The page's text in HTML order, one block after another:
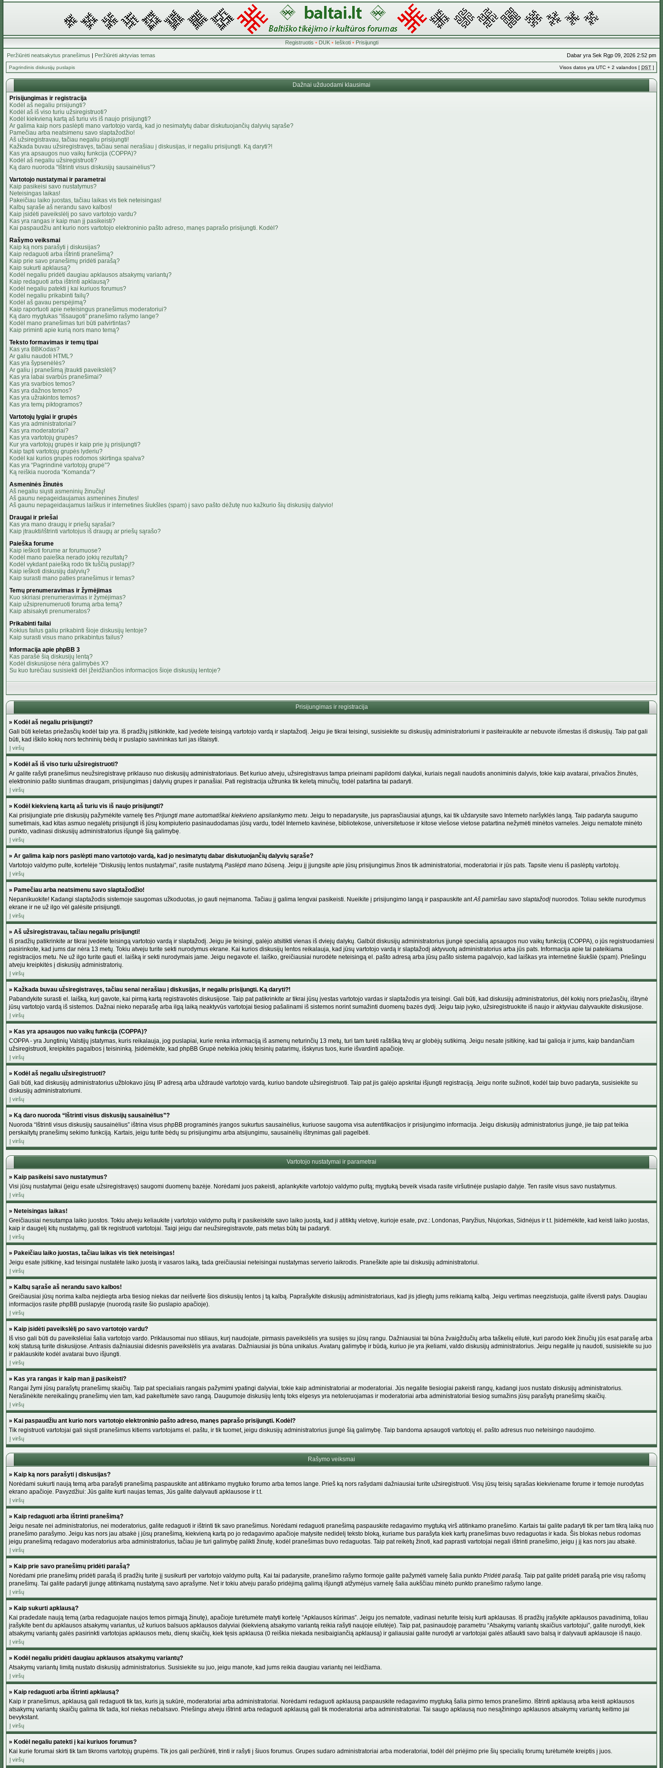
Registruotis • DUK• Ieškoti• Prisijungti
Peržiūrėti neatsakytus pranešimus | Peržiūrėti aktyvias temas Dabar yra Sek Rgp 09, 2026 2:52 pm
Pagrindinis diskusijų puslapis Visos datos yra UTC + 2 valandos [ DST ]
Dažnai užduodami klausimai
Prisijungimas ir registracija
Kodėl aš negaliu prisijungti?
Kodėl aš iš viso turiu užsiregistruoti?
Kodėl kiekvieną kartą aš turiu vis iš naujo prisijungti?
Ar galima kaip nors paslėpti mano vartotojo vardą, kad jo nesimatytų dabar diskutuojančių dalyvių sąraše?
Pamečiau arba neatsimenu savo slaptažodžio!
Aš užsiregistravau, tačiau negaliu prisijungti!
Kažkada buvau užsiregistravęs, tačiau senai nerašiau į diskusijas, ir negaliu prisijungti. Ką daryti?!
Kas yra apsaugos nuo vaikų funkcija (COPPA)?
Kodėl aš negaliu užsiregistruoti?
Ką daro nuoroda “Ištrinti visus diskusijų sausainėlius”?
Vartotojo nustatymai ir parametrai
Kaip pasikeisi savo nustatymus?
Neteisingas laikas!
Pakeičiau laiko juostas, tačiau laikas vis tiek neteisingas!
Kalbų sąraše aš nerandu savo kalbos!
Kaip įsidėti paveikslėlį po savo vartotojo vardu?
Kas yra rangas ir kaip man jį pasikeisti?
Kai paspaudžiu ant kurio nors vartotojo elektroninio pašto adreso, manęs paprašo prisijungti. Kodėl?
Rašymo veiksmai
Kaip ką nors parašyti į diskusijas?
Kaip redaguoti arba ištrinti pranešimą?
Kaip prie savo pranešimų pridėti parašą?
Kaip sukurti apklausą?
Kodėl negaliu pridėti daugiau apklausos atsakymų variantų?
Kaip redaguoti arba ištrinti apklausą?
Kodėl negaliu patekti į kai kuriuos forumus?
Kodėl negaliu prikabinti failų?
Kodėl aš gavau perspėjimą?
Kaip raportuoti apie neteisingus pranešimus moderatoriui?
Ką daro mygtukas “Išsaugoti” pranešimo rašymo lange?
Kodėl mano pranešimas turi būti patvirtintas?
Kaip priminti apie kurią nors mano temą?
Teksto formavimas ir temų tipai
Kas yra BBKodas?
Ar galiu naudoti HTML?
Kas yra šypsenėlės?
Ar galiu į pranešimą įtraukti paveikslėlį?
Kas yra labai svarbūs pranešimai?
Kas yra svarbios temos?
Kas yra dažnos temos?
Kas yra užrakintos temos?
Kas yra temų piktogramos?
Vartotojų lygiai ir grupės
Kas yra administratoriai?
Kas yra moderatoriai?
Kas yra vartotojų grupės?
Kur yra vartotojų grupės ir kaip prie jų prisijungti?
Kaip tapti vartotojų grupės lyderiu?
Kodėl kai kurios grupės rodomos skirtinga spalva?
Kas yra “Pagrindinė vartotojų grupė”?
Ką reiškia nuoroda “Komanda”?
Asmeninės žinutės
Aš negaliu siųsti asmeninių žinučių!
Aš gaunu nepageidaujamas asmenines žinutes!
Aš gaunu nepageidaujamus laiškus ir internetines šiukšles (spam) į savo pašto dėžutę nuo kažkurio šių diskusijų dalyvio!
Draugai ir priešai
Kas yra mano draugų ir priešų sąrašai?
Kaip įtraukti/ištrinti vartotojus iš draugų ar priešų sąrašo?
Paieška forume
Kaip ieškoti forume ar forumuose?
Kodėl mano paieška nerado jokių rezultatų?
Kodėl vykdant paiešką rodo tik tuščią puslapį!?
Kaip ieškoti diskusijų dalyvių?
Kaip surasti mano paties pranešimus ir temas?
Temų prenumeravimas ir žymėjimas
Kuo skiriasi prenumeravimas ir žymėjimas?
Kaip užsiprenumeruoti forumą arba temą?
Kaip atsisakyti prenumeratos?
Prikabinti failai
Kokius failus galiu prikabinti šioje diskusijų lentoje?
Kaip surasti visus mano prikabintus failus?
Informacija apie phpBB 3
Kas parašė šią diskusijų lentą?
Kodėl diskusijose nėra galimybės X?
Su kuo turėčiau susisiekti dėl įžeidžiančios informacijos šioje diskusijų lentoje?
Prisijungimas ir registracija
» Kodėl aš negaliu prisijungti?
Gali būti keletas priežasčių kodėl taip yra. Iš pradžių įsitikinkite, kad įvedėte teisingą vartotojo vardą ir slaptažodį. Jeigu jie tikrai teisingi, susisiekite su diskusijų administratoriumi ir pasiteiraukite ar nebuvote išmestas iš diskusijų. Taip pat gali
būti, kad iškilo kokių nors techninių bėdų ir puslapio savininkas turi jas ištaisyti.
Į viršų
» Kodėl aš iš viso turiu užsiregistruoti?
Ar galite rašyti pranešimus neužsiregistravę priklauso nuo diskusijų administratoriaus. Bet kuriuo atveju, užsiregistravus tampa prieinami papildomi dalykai, kuriais negali naudotis anoniminis dalyvis, tokie kaip avatarai, privačios žinutės,
elektroninio pašto siuntimas draugam, prisijungimas į dalyvių grupes ir panašiai. Pati registracija užtrunka tik keletą minučių, todėl patartina tai padaryti.
Į viršų
» Kodėl kiekvieną kartą aš turiu vis iš naujo prisijungti?
Kai prisijungiate prie diskusijų pažymėkite varnelę ties Prijungti mane automatiškai kiekvieno apsilankymo metu. Jeigu to nepadarysite, jus paprasčiausiai atjungs, kai tik uždarysite savo Interneto naršyklės langą. Taip padaryta saugumo
sumetimais, kad kitas asmuo negalėtų prisijungti iš jūsų kompiuterio pasinaudodamas jūsų vardu, todėl Interneto kavinėse, bibliotekose, universitetuose ir kitose viešose vietose patartina nežymėti minėtos varneles. Jeigu nematote minėto
punkto, vadinasi diskusijų administratorius išjungė šią galimybę.
Į viršų
» Ar galima kaip nors paslėpti mano vartotojo vardą, kad jo nesimatytų dabar diskutuojančių dalyvių sąraše?
Vartotojo valdymo pulte, kortelėje “Diskusijų lentos nustatymai”, rasite nustatymą Paslėpti mano būseną. Jeigu jį įjungsite apie jūsų prisijungimus žinos tik administratoriai, moderatoriai ir jūs pats. Tapsite vienu iš paslėptų vartotojų.
Į viršų
» Pamečiau arba neatsimenu savo slaptažodžio!
Nepanikuokite! Kadangi slaptažodis sistemoje saugomas užkoduotas, jo gauti neįmanoma. Tačiau jį galima lengvai pasikeisti. Nueikite į prisijungimo langą ir paspauskite antAš pamiršau savo slaptažodį nuorodos. Toliau sekite nurodymus
ekrane ir ne už ilgo vėl galėsite prisijungti.
Į viršų
» Aš užsiregistravau, tačiau negaliu prisijungti!
Iš pradžių patikrinkite ar tikrai įvedėte teisingą vartotojo vardą ir slaptažodį. Jeigu jie teisingi, galėjo atsitikti vienas iš dviejų dalykų. Galbūt diskusijų administratorius įjungė specialią apsaugos nuo vaikų funkciją (COPPA), o jūs registruodamiesi
pasirinkote, kad jums dar nėra 13 metų. Tokiu atveju turite sekti nurodymus ekrane. Kai kurios diskusijų lentos reikalauja, kad jūsų vartotojo vardą ir slaptažodį aktyvuotų administratorius arba jūs pats. Informacija apie tai pateikiama
registracijos metu. Ne už ilgo turite gauti el. laišką ir sekti nurodymais jame. Jeigu negavote el. laiško, greičiausiai nurodėte neteisingą el. pašto adresą arba jūsų pašto sistema pagalvojo, kad laiškas yra internetinė šiukšlė (spam). Priešingu
atveju kreipkitės į diskusijų administratorių.
Į viršų
» Kažkada buvau užsiregistravęs, tačiau senai nerašiau į diskusijas, ir negaliu prisijungti. Ką daryti?!
Pabandykite surasti el. laišką, kurį gavote, kai pirmą kartą registravotės diskusijose. Taip pat patikrinkite ar tikrai jūsų įvestas vartotojo vardas ir slaptažodis yra teisingi. Gali būti, kad diskusijų administratorius, dėl kokių nors priežasčių, ištrynė
jūsų vartotojo vardą iš sistemos. Dažnai nieko neparašę arba ilgą laiką neaktyvūs vartotojai tiesiog pašalinami iš sistemos norint sumažinti duomenų bazės dydį. Jeigu taip įvyko, užsiregistruokite iš naujo ir aktyviau dalyvaukite diskusijose.
Į viršų
» Kas yra apsaugos nuo vaikų funkcija (COPPA)?
COPPA - yra Jungtinių Valstijų įstatymas, kuris reikalauja, jog puslapiai, kurie renka informaciją iš asmenų neturinčių 13 metų, turi tam turėti raštišką tėvų ar globėjų sutikimą. Jeigu nesate įsitikinę, kad tai galioja ir jums, kaip bandančiam
užsiregistruoti, kreipkitės pagalbos į teisininką. Įsidėmėkite, kad phpBB Grupė neteikia jokių teisinių patarimų, išskyrus tuos, kurie išvardinti apačioje.
Į viršų
» Kodėl aš negaliu užsiregistruoti?
Gali būti, kad diskusijų administratorius užblokavo jūsų IP adresą arba uždraudė vartotojo vardą, kuriuo bandote užsiregistruoti. Taip pat jis galėjo apskritai išjungti registraciją. Jeigu norite sužinoti, kodėl taip buvo padaryta, susisiekite su
diskusijų administratoriumi.
Į viršų
» Ką daro nuoroda “Ištrinti visus diskusijų sausainėlius”?
Nuoroda “Ištrinti visus diskusijų sausainėlius” ištrina visus phpBB programinės įrangos sukurtus sausainėlius, kuriuose saugoma visa autentifikacijos ir prisijungimo informacija. Jeigu diskusijų administratorius įjungė, jie taip pat teikia
perskaitytų pranešimų sekimo funkciją. Kartais, jeigu turite bėdų su prisijungimu arba atsijungimu, sausainėlių ištrynimas gali pagelbėti.
Į viršų
Vartotojo nustatymai ir parametrai
» Kaip pasikeisi savo nustatymus?
Visi jūsų nustatymai (jeigu esate užsiregistravęs) saugomi duomenų bazėje. Norėdami juos pakeisti, aplankykite vartotojo valdymo pultą; mygtuką beveik visada rasite viršutinėje puslapio dalyje. Ten rasite visus savo nustatymus.
Į viršų
» Neteisingas laikas!
Greičiausiai nesutampa laiko juostos. Tokiu atveju keliaukite į vartotojo valdymo pultą ir pasikeiskite savo laiko juostą, kad ji atitiktų vietovę, kurioje esate, pvz.: Londonas, Paryžius, Niujorkas, Sidnėjus ir t.t. Įsidėmėkite, kad keisti laiko juostas,
kaip ir daugelį kitų nustatymų, gali tik registruoti vartotojai. Taigi jeigu dar neužsiregistravote, pats metas būtų tai padaryti.
Į viršų
» Pakeičiau laiko juostas, tačiau laikas vis tiek neteisingas!
Jeigu esate įsitikinę, kad teisingai nustatėte laiko juostą ir vasaros laiką, tada greičiausiai neteisingai nustatymas serverio laikrodis. Praneškite apie tai diskusijų administratoriui.
Į viršų
» Kalbų sąraše aš nerandu savo kalbos!
Greičiausiai jūsų norima kalba neįdiegta arba tiesiog niekas dar neišvertė šios diskusijų lentos į tą kalbą. Paprašykite diskusijų administratoriaus, kad jis įdiegtų jums reikiamą kalbą. Jeigu vertimas neegzistuoja, galite išversti patys. Daugiau
informacijos rasite phpBB puslapyje (nuorodą rasite šio puslapio apačioje).
Į viršų
» Kaip įsidėti paveikslėlį po savo vartotojo vardu?
Iš viso gali būti du paveikslėliai šalia vartotojo vardo. Priklausomai nuo stiliaus, kurį naudojate, pirmasis paveikslėlis yra susijęs su jūsų rangu. Dažniausiai tai būna žvaigždučių arba taškelių eilutė, kuri parodo kiek žinučių jūs esat parašę arba
kokį statusą turite diskusijose. Antrasis dažniausiai didesnis paveikslėlis yra avataras. Dažniausiai jis būna unikalus. Avatarų galimybę ir būdą, kuriuo jie yra įkeliami, valdo diskusijų administratorius. Jeigu negalite jų naudoti, susisiekite su juo
ir paklauskite kodėl avatarai buvo išjungti.
Į viršų
» Kas yra rangas ir kaip man jį pasikeisti?
Rangai žymi jūsų parašytų pranešimų skaičių. Taip pat specialiais rangais pažymimi ypatingi dalyviai, tokie kaip administratoriai ar moderatoriai. Jūs negalite tiesiogiai pakeisti rangų, kadangi juos nustato diskusijų administratorius.
Nerašinėkite nereikalingų pranešimų vien tam, kad pakeltumėte savo rangą. Daugumoje diskusijų lentų toks elgesys yra netoleruojamas ir moderatoriai arba administratoriai tiesiog sumažins jūsų parašytų pranešimų skaičių.
Į viršų
» Kai paspaudžiu ant kurio nors vartotojo elektroninio pašto adreso, manęs paprašo prisijungti. Kodėl?
Tik registruoti vartotojai gali siųsti pranešimus kitiems vartotojams el. paštu, ir tik tuomet, jeigu diskusijų administratorius įjungė šią galimybę. Taip bandoma apsaugoti vartotojų el. pašto adresus nuo neteisingo naudojimo.
Į viršų
Rašymo veiksmai
» Kaip ką nors parašyti į diskusijas?
Norėdami sukurti naują temą arba parašyti pranešimą paspauskite ant atitinkamo mygtuko forumo arba temos lange. Prieš ką nors rašydami dažniausiai turite užsiregistruoti. Visų jūsų teisių sąrašas kiekviename forume ir temoje nurodytas
ekrano apačioje. Pavyzdžiui: Jūs galite kurti naujas temas, Jūs galite dalyvauti apklausose ir t.t.
Į viršų
» Kaip redaguoti arba ištrinti pranešimą?
Jeigu nesate nei administratorius, nei moderatorius, galite redaguoti ir ištrinti tik savo pranešimus. Norėdami redaguoti pranešimą paspauskite redagavimo mygtuką virš atitinkamo pranešimo. Kartais tai galite padaryti tik per tam tikrą laiką nuo
pranešimo parašymo. Jeigu kas nors jau atsakė į jūsų pranešimą, kiekvieną kartą po jo redagavimo apačioje matysite nedidelį teksto bloką, kuriame bus parašyta kiek kartų pranešimas buvo redaguotas ir kada. Šis blokas nebus rodomas
jeigu pranešimą redagavo moderatorius arba administratorius, tačiau jie turi galimybę palikti žinutę, kodėl pranešimas buvo redaguotas. Taip pat reikėtų žinoti, kad paprasti vartotojai negali ištrinti pranešimo, jeigu į jį kas nors jau atsakė.
Į viršų
» Kaip prie savo pranešimų pridėti parašą?
Norėdami prie pranešimų pridėti parašą iš pradžių turite jį susikurti per vartotojo valdymo pultą. Kai tai padarysite, pranešimo rašymo formoje galite pažymėti varnelę šalia punkto Pridėti parašą. Taip pat galite pridėti parašą prie visų rašomų
pranešimų. Tai galite padaryti įjungę atitinkamą nustatymą savo aprašyme. Net ir tokiu atveju parašo pridėjimą galimą išjungti atžymėjus varnelę šalia aukščiau minėto punkto pranešimo rašymo lange.
Į viršų
» Kaip sukurti apklausą?
Kai pradedate naują temą (arba redaguojate naujos temos pirmąją žinutę), apačioje turėtumėte matyti kortelę “Apklausos kūrimas”. Jeigu jos nematote, vadinasi neturite teisių kurti apklausas. Iš pradžių įrašykite apklausos pavadinimą, toliau
įrašykite bent du apklausos atsakymų variantus, už kuriuos balsuos apklausos dalyviai (kiekvieną atsakymo variantą reikia rašyti naujoje eilutėje). Taip pat, pasinaudoję parametru “Atsakymų variantų skaičius vartotojui”, galite nurodyti, kiek
atsakymų variantų galės pasirinkti vartotojas apklausos metu, dienų skaičių, kiek tęsis apklausa (0 reiškia niekada nesibaigiančią apklausą) ir galiausiai galite nurodyti ar vartotojai galės atšaukti savo balsą ir dalyvauti apklausoje iš naujo.
Į viršų
» Kodėl negaliu pridėti daugiau apklausos atsakymų variantų?
Atsakymų variantų limitą nustato diskusijų administratorius. Susisiekite su juo, jeigu manote, kad jums reikia daugiau variantų nei leidžiama.
Į viršų
» Kaip redaguoti arba ištrinti apklausą?
Kaip ir pranešimus, apklausą gali redaguoti tik tas, kuris ją sukūrė, moderatoriai arba administratoriai. Norėdami redaguoti apklausą paspauskite redagavimo mygtuką šalia pirmo temos pranešimo. Ištrinti apklausą arba keisti apklausos
atsakymų variantų skaičių galima tik tada, kol niekas nebalsavo. Priešingu atveju ištrinti arba redaguoti apklausą gali tik moderatoriai arba administratoriai. Tai saugo apklausą nuo nesąžiningo apklausos atsakymų variantų keitimo jai
bevykstant.
Į viršų
» Kodėl negaliu patekti į kai kuriuos forumus?
Kai kurie forumai skirti tik tam tikroms vartotojų grupėms. Tik jos gali peržiūrėti, trinti ir rašyti į šiuos forumus. Grupes sudaro administratoriai arba moderatoriai, todėl dėl priėjimo prie šių specialių forumų turėtumėte kreiptis į juos.
Į viršų